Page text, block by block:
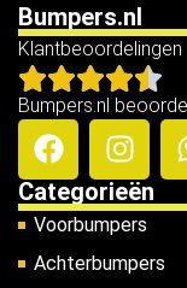
Bumpers.nl
Klantbeoordelingen
Bumpers.nl
Categorieën
Voorbumpers
Achterbumpers